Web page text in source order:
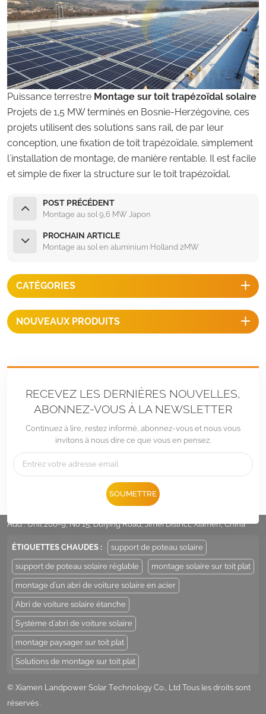
Puissance terrestre Montage sur toit trapézoïdal solaire
Projets de 1,5 MW terminés en Bosnie-Herzégovine, ces
projets utilisent des solutions sans rail, de par leur
conception, une fixation de toit trapézoïdale, simplement
l'installation de montage, de manière rentable. Il est facile
et simple de fixer la structure sur le toit trapézoïdal.
POST PRÉCÉDENT
Montage au sol 9,6 MW Japon
PROCHAIN ARTICLE
Montage au sol en aluminium Holland 2MW
CATÉGORIES
NOUVEAUX PRODUITS
RECEVEZ LES DERNIÈRES NOUVELLES,
ABONNEZ-VOUS À LA NEWSLETTER
Continuez à lire, restez informé, abonnez-vous et nous vous
invitons à nous dire ce que vous en pensez.
SOUMETTRE
Sales@LandpowerSolar.com
Add : Unit 206-9, No 15, Duiying Road, Jimei District, Xiamen, China
ÉTIQUETTES CHAUDES : support de poteau solaire
support de poteau solaire réglable montage solaire sur toit plat
montage d'un abri de voiture solaire en acier
Abri de voiture solaire étanche
Système d'abri de voiture solaire
montage paysager sur toit plat
Solutions de montage sur toit plat
© Xiamen Landpower Solar Technology Co., Ltd Tous les droits sont
réservés .